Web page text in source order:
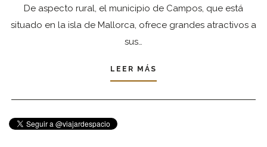
De aspecto rural, el municipio de Campos, que está
situado en la isla de Mallorca, ofrece grandes atractivos a
sus…
LEER MÁS